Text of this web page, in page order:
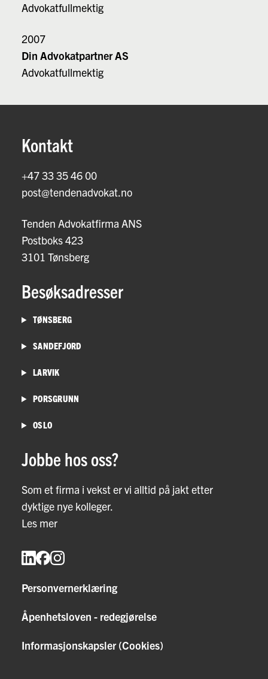
Advokatfullmektig
2007
Din Advokatpartner AS
Advokatfullmektig
Kontakt
+47 33 35 46 00
post@tendenadvokat.no
Tenden Advokatfirma ANS
Postboks 423
3101 Tønsberg
Besøksadresser
TØNSBERG
SANDEFJORD
LARVIK
PORSGRUNN
OSLO
Jobbe hos oss?
Som et firma i vekst er vi alltid på jakt etter
dyktige nye kolleger.
Les mer
Personvernerklæring
Åpenhetsloven - redegjørelse
Informasjonskapsler (Cookies)